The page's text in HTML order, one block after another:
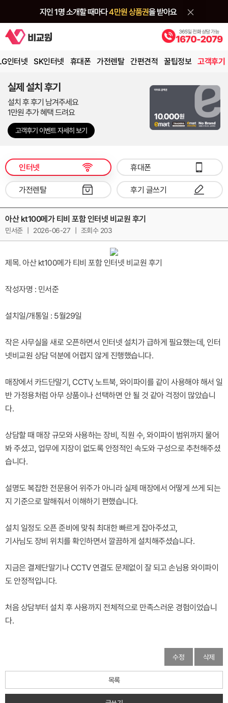
인터넷 SK인터넷 휴대폰 가전렌탈 간편견적 꿀팁정보 고객후기
실제 설치 후기
설치 후 후기 남겨주세요
1만원 추가 혜택 드려요
고객후기 이벤트 자세히 보기
인터넷 휴대폰
가전렌탈 후기 글쓰기
아산 kt100메가 티비 포함 인터넷 비교원 후기
민서준 2026-06-27 조회수 203
제목. 아산 kt100메가 티비 포함 인터넷 비교원 후기
작성자명 : 민서준
설치일/개통일 : 5월29일
작은 사무실을 새로 오픈하면서 인터넷 설치가 급하게 필요했는데, 인터
넷비교원 상담 덕분에 어렵지 않게 진행했습니다.
매장에서 카드단말기, CCTV, 노트북, 와이파이를 같이 사용해야 해서 일
반 가정용처럼 아무 상품이나 선택하면 안 될 것 같아 걱정이 많았습니
다.
상담할 때 매장 규모와 사용하는 장비, 직원 수, 와이파이 범위까지 물어
봐 주셨고, 업무에 지장이 없도록 안정적인 속도와 구성으로 추천해주셨
습니다.
설명도 복잡한 전문용어 위주가 아니라 실제 매장에서 어떻게 쓰게 되는
지 기준으로 말해줘서 이해하기 편했습니다.
설치 일정도 오픈 준비에 맞춰 최대한 빠르게 잡아주셨고,
기사님도 장비 위치를 확인하면서 깔끔하게 설치해주셨습니다.
지금은 결제단말기나 CCTV 연결도 문제없이 잘 되고 손님용 와이파이
도 안정적입니다.
처음 상담부터 설치 후 사용까지 전체적으로 만족스러운 경험이었습니
다.
수정 삭제
목록